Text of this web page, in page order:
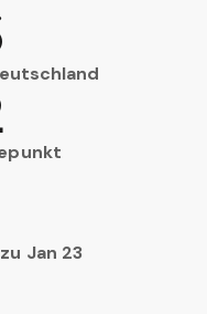
Jan 23